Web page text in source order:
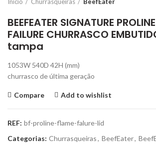
BEEFEATER SIGNATURE
FAILURE CHURRASCO
tampa
1053W 540D 42H (mm)
churrasco de última geração
Compare Add to wishlist
REF: bf-proline-flame-falure-lid
Categorias: Churrasqueiras, BeefEater,